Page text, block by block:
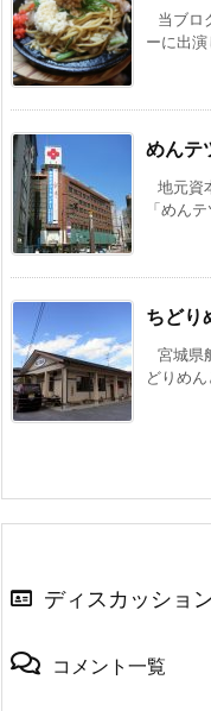
当ブロ
ーに出
めんテ
地元資
「めん
ちどり
宮城県
どりめ
ディスカッショ
コメント一覧